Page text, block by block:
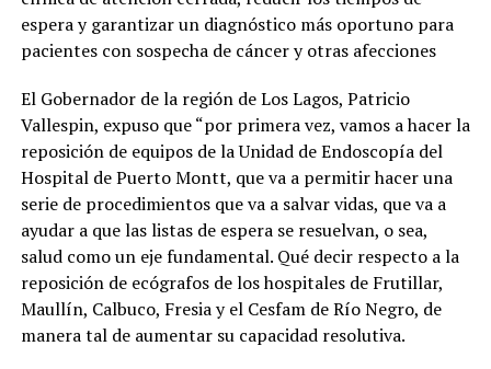
espera y garantizar un diagnóstico más oportuno para
pacientes con sospecha de cáncer y otras afecciones
El Gobernador de la región de Los Lagos, Patricio
Vallespin, expuso que “por primera vez, vamos a hacer la
reposición de equipos de la Unidad de Endoscopía del
Hospital de Puerto Montt, que va a permitir hacer una
serie de procedimientos que va a salvar vidas, que va a
ayudar a que las listas de espera se resuelvan, o sea,
salud como un eje fundamental. Qué decir respecto a la
reposición de ecógrafos de los hospitales de Frutillar,
Maullín, Calbuco, Fresia y el Cesfam de Río Negro, de
manera tal de aumentar su capacidad resolutiva.